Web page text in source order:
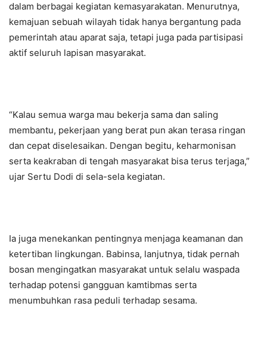
dalam berbagai kegiatan kemasyarakatan. Menurutnya,
kemajuan sebuah wilayah tidak hanya bergantung pada
pemerintah atau aparat saja, tetapi juga pada partisipasi
aktif seluruh lapisan masyarakat.
“Kalau semua warga mau bekerja sama dan saling
membantu, pekerjaan yang berat pun akan terasa ringan
dan cepat diselesaikan. Dengan begitu, keharmonisan
serta keakraban di tengah masyarakat bisa terus terjaga,”
ujar Sertu Dodi di sela-sela kegiatan.
Ia juga menekankan pentingnya menjaga keamanan dan
ketertiban lingkungan. Babinsa, lanjutnya, tidak pernah
bosan mengingatkan masyarakat untuk selalu waspada
terhadap potensi gangguan kamtibmas serta
menumbuhkan rasa peduli terhadap sesama.